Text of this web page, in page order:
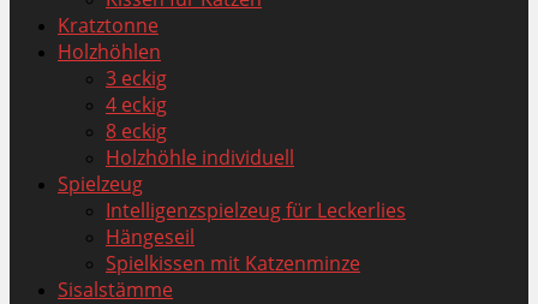
Kratztonne
Holzhöhlen
3 eckig
4 eckig
8 eckig
Holzhöhle individuell
Spielzeug
Intelligenzspielzeug für Leckerlies
Hängeseil
Spielkissen mit Katzenminze
Sisalstämme